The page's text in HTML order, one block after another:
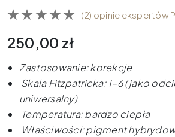
(2) opinie ekspertów
250,00 zł
Zastosowanie: korekcje
Skala Fitzpatricka: 1–6 (jako
uniwersalny)
Temperatura: bardzo ciepła
Właściwości: pigment